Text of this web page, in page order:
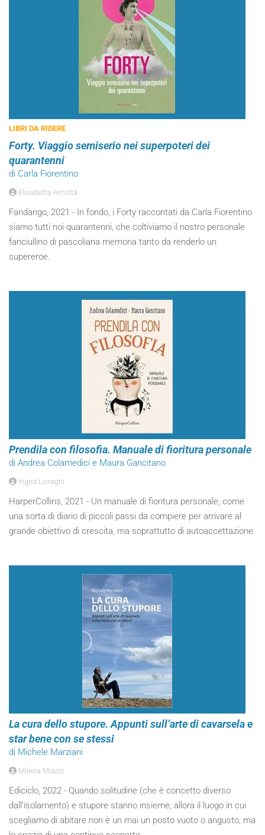
LIBRI DA RIDERE
Forty. Viaggio semiserio nei superpoteri dei
quarantenni
di Carla Fiorentino
Elisabetta Amistà
Fandango, 2021 - In fondo, i Forty raccontati da Carla Fiorentino
siamo tutti noi quarantenni, che coltiviamo il nostro personale
fanciullino di pascoliana memoria tanto da renderlo un
supereroe.
Prendila con filosofia. Manuale di fioritura personale
di Andrea Colamedici e Maura Gancitano
Ingrid Livraghi
HarperCollins, 2021 - Un manuale di fioritura personale, come
una sorta di diario di piccoli passi da compiere per arrivare al
grande obiettivo di crescita, ma soprattutto di autoaccettazione.
La cura dello stupore. Appunti sull’arte di cavarsela e
star bene con se stessi
di Michele Marziani
Milena Miazzi
Ediciclo, 2022 - Quando solitudine (che è concetto diverso
dall’isolamento) e stupore stanno insieme, allora il luogo in cui
scegliamo di abitare non è un mai un posto vuoto o angusto, ma